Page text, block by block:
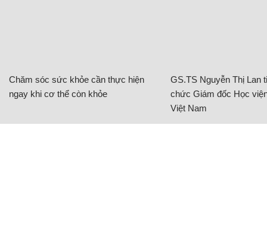
Chăm sóc sức khỏe cần thực hiện
ngay khi cơ thể còn khỏe
GS.TS Nguyễn Thị Lan
chức Giám đốc Học
Việt Nam